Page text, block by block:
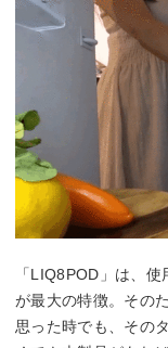
「LIQ8POD」は、
が最大の特徴。その
思った時でも、その